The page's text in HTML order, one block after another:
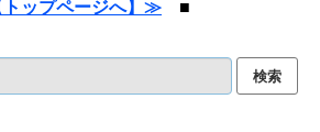
トップページへ】≫ ■